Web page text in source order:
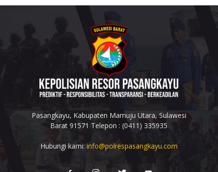
Pasangkayu, Kabupaten Mamuju Utara, Sulawesi
Barat 91571 Telepon : (0411) 335935
Hubungi kami: info@polrespasangkayu.com